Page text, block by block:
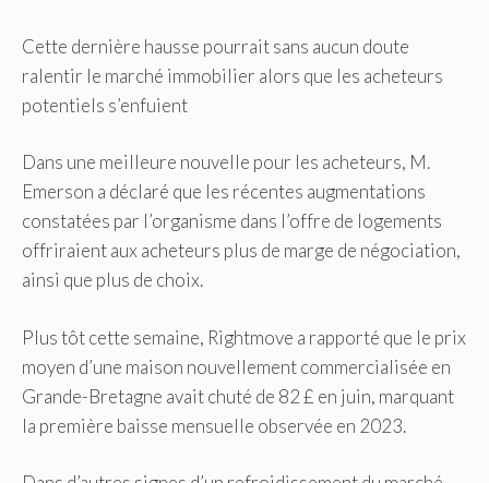
Cette dernière hausse pourrait sans aucun doute
ralentir le marché immobilier alors que les acheteurs
potentiels s’enfuient
Dans une meilleure nouvelle pour les acheteurs, M.
Emerson a déclaré que les récentes augmentations
constatées par l’organisme dans l’offre de logements
offriraient aux acheteurs plus de marge de négociation,
ainsi que plus de choix.
Plus tôt cette semaine, Rightmove a rapporté que le prix
moyen d’une maison nouvellement commercialisée en
Grande-Bretagne avait chuté de 82 £ en juin, marquant
la première baisse mensuelle observée en 2023.